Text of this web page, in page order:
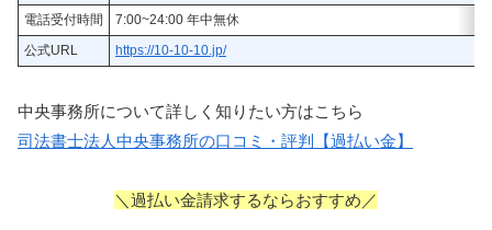
電話受付時間
7:00~24:00 年中無休
公式URL
https://10-10-10.jp/
中央事務所について詳しく知りたい方はこちら
司法書士法人中央事務所の口コミ・評判【過払い金】
＼過払い金請求するならおすすめ／